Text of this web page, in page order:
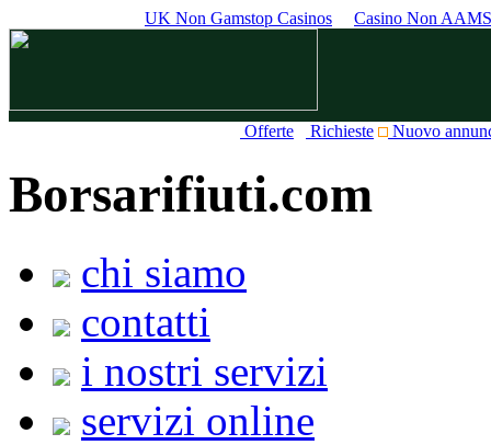
UK Non Gamstop Casinos Casino Non AAMS
Offerte Richieste Nuovo
Borsarifiuti.com
chi siamo
contatti
i nostri servizi
servizi online